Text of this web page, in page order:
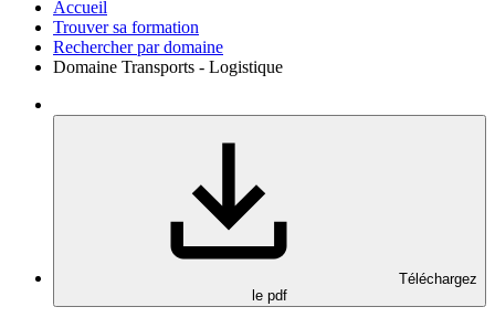
Accueil
Trouver sa formation
Rechercher par domaine
Domaine Transports - Logistique
Téléchargez
le pdf